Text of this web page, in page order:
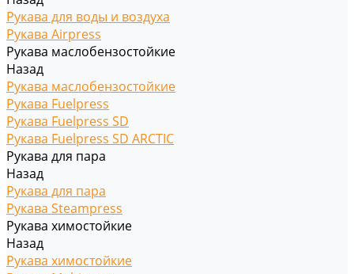
Рукава для воды и воздуха
Рукава Airpress
Рукава маслобензостойкие
Назад
Рукава маслобензостойкие
Рукава Fuelpress
Рукава Fuelpress SD
Рукава Fuelpress SD ARCTIC
Рукава для пара
Назад
Рукава для пара
Рукава Steampress
Рукава химостойкие
Назад
Рукава химостойкие